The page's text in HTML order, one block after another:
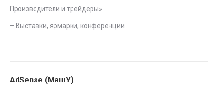
Производители и трейдеры»
– Выставки, ярмарки, конференции
AdSense (МашУ)